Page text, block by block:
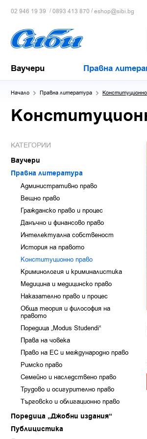
02 946 19 39 /0893 413 870 /eshop@sibi.bg
Ваучери Правна
Начало Правна литература
КАТЕГОРИИ
Ваучери
Правна литература
Административно право
Вещно право
Гражданско право и процес
Данъчно и финансово право
Интелектуална собственост
История на правото
Конституционно право
Криминология и криминалистика
Медицина и медицинско право
Наказателно право и процес
Обща теория и философия на
правото
Поредица „Modus Studendi“
Права на човека
Право на ЕС и международно право
Римско право
Семейно и наследствено право
Трудово и осигурително право
Търговско и облигационно право
Поредица „Джобни издания“
Публицистика